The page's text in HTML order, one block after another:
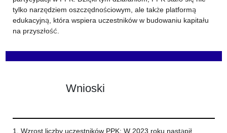
tylko narzędziem oszczędnościowym, ale także platformą
edukacyjną, która wspiera uczestników w budowaniu kapitału
na przyszłość.
Wnioski
1. Wzrost liczby uczestników PPK: W 2023 roku nastąpił